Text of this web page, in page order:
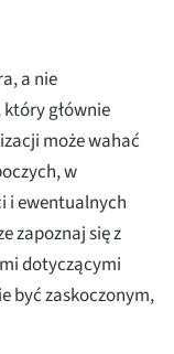
a nie
głównie
może wahać
w
i ewentualnych
zapoznaj się z
dotyczącymi
być zaskoczonym,